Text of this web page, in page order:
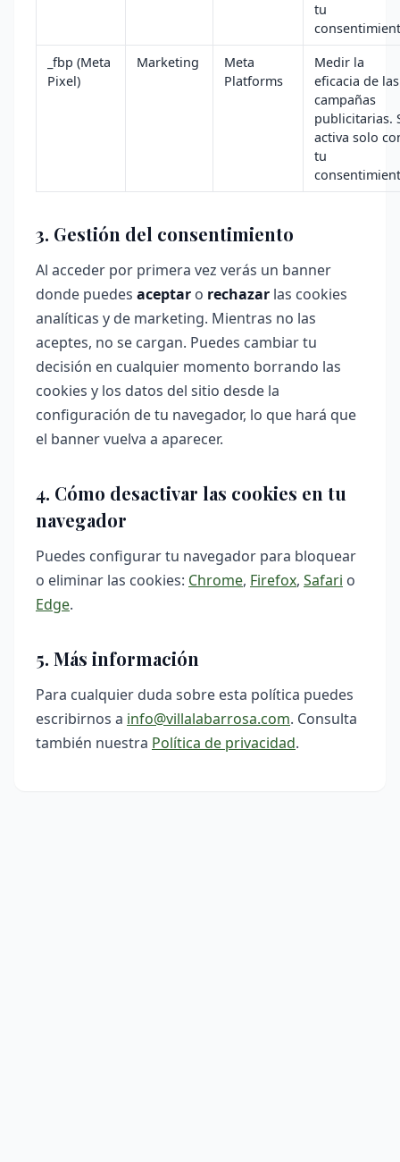
tu
_fbp (Meta
Pixel)
Marketing
Meta
Platforms
Medir la
eficacia de las
campañas
publicitarias.
activa solo
tu
3. Gestión del consentimiento
Al acceder por primera vez verás un banner
donde puedes aceptar o rechazar las cookies
analíticas y de marketing. Mientras no las
aceptes, no se cargan. Puedes cambiar tu
decisión en cualquier momento borrando las
cookies y los datos del sitio desde la
configuración de tu navegador, lo que hará que
el banner vuelva a aparecer.
4. Cómo desactivar las cookies en tu
navegador
Puedes configurar tu navegador para bloquear
o eliminar las cookies: Chrome, Firefox, Safari o
Edge.
5. Más información
Para cualquier duda sobre esta política puedes
escribirnos a info@villalabarrosa.com. Consulta
también nuestra Política de privacidad.